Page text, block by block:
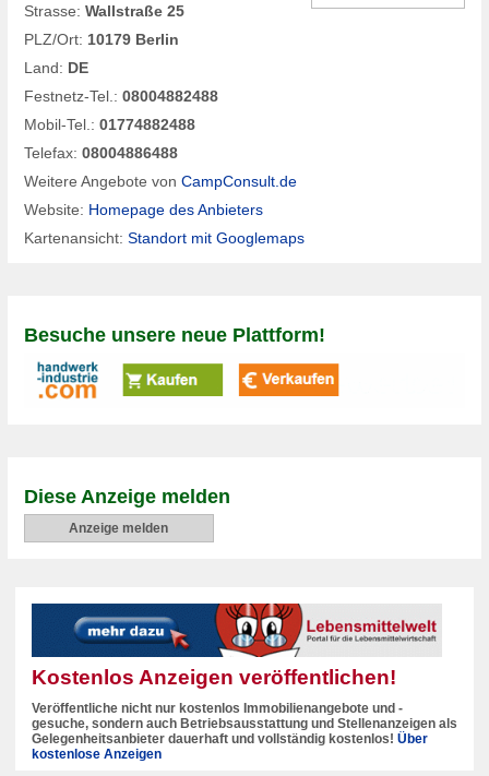
Strasse: Wallstraße 25
PLZ/Ort: 10179 Berlin
Land: DE
Festnetz-Tel.: 08004882488
Mobil-Tel.: 01774882488
Telefax: 08004886488
Weitere Angebote von CampConsult.de
Website: Homepage des Anbieters
Kartenansicht: Standort mit Googlemaps
Besuche unsere neue Plattform!
Diese Anzeige melden
Anzeige melden
Kostenlos Anzeigen veröffentlichen!
Veröffentliche nicht nur kostenlos Immobilienangebote und -
gesuche, sondern auch Betriebsausstattung und Stellenanzeigen als
Gelegenheitsanbieter dauerhaft und vollständig kostenlos! Über
kostenlose Anzeigen